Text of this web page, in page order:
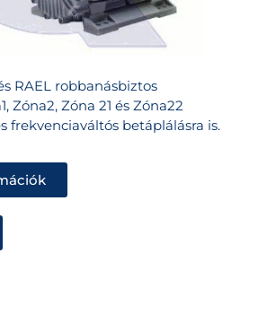
RAEL robbanásbiztos
Zóna2, Zóna 21 és Zóna22
frekvenciaváltós betáplálásra is.